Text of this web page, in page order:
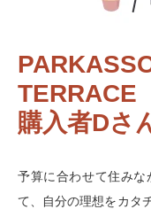
TERRACE
購入者Dさ
予算に合わせて住みな
て、自分の理想をカタ